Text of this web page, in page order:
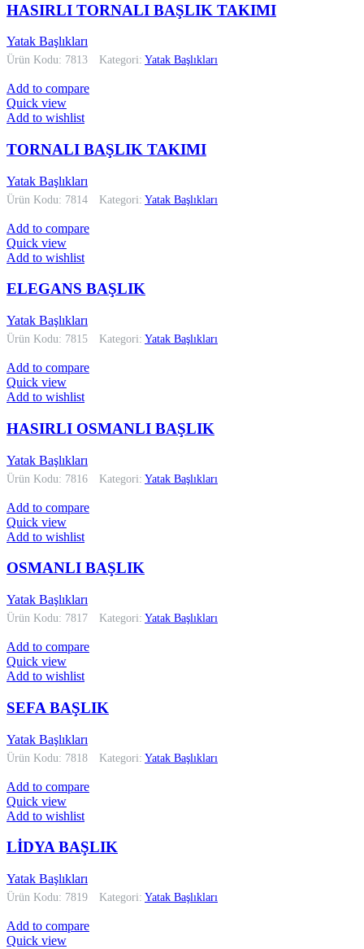
HASIRLI TORNALI BAŞLIK TAKIMI
Yatak Başlıkları
Ürün Kodu: 7813 Kategori: Yatak Başlıkları
Add to compare
Quick view
Add to wishlist
TORNALI BAŞLIK TAKIMI
Yatak Başlıkları
Ürün Kodu: 7814 Kategori: Yatak Başlıkları
Add to compare
Quick view
Add to wishlist
ELEGANS BAŞLIK
Yatak Başlıkları
Ürün Kodu: 7815 Kategori: Yatak Başlıkları
Add to compare
Quick view
Add to wishlist
HASIRLI OSMANLI BAŞLIK
Yatak Başlıkları
Ürün Kodu: 7816 Kategori: Yatak Başlıkları
Add to compare
Quick view
Add to wishlist
OSMANLI BAŞLIK
Yatak Başlıkları
Ürün Kodu: 7817 Kategori: Yatak Başlıkları
Add to compare
Quick view
Add to wishlist
SEFA BAŞLIK
Yatak Başlıkları
Ürün Kodu: 7818 Kategori: Yatak Başlıkları
Add to compare
Quick view
Add to wishlist
LİDYA BAŞLIK
Yatak Başlıkları
Ürün Kodu: 7819 Kategori: Yatak Başlıkları
Add to compare
Quick view